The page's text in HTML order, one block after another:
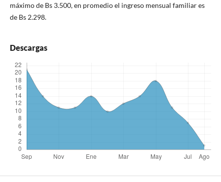
máximo de Bs 3.500, en promedio el ingreso mensual familiar es
de Bs 2.298.
Descargas